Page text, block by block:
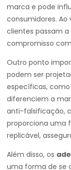
marca e pode
consumidores.
clientes passam
compromisso
Outro ponto
podem ser
específicas,
diferenciem a
anti-falsificação,
proporciona uma
replicável,
Além disso, os
uma forma de se